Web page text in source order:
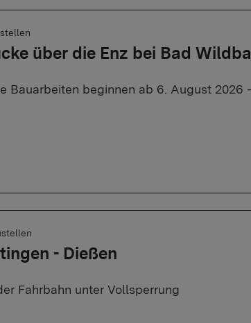
über die Enz bei Bad
Bauarbeiten beginnen ab 6. August 2026
- Dießen
Fahrbahn unter Vollsperrung